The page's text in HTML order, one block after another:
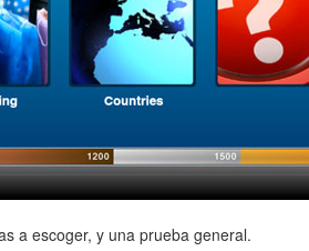
a escoger, y una prueba general.